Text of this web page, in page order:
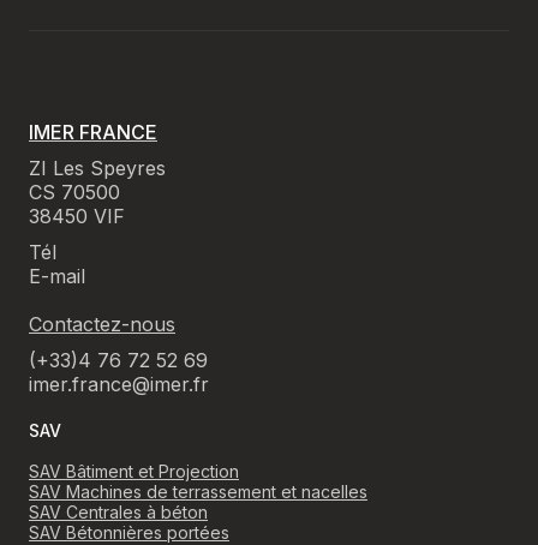
IMER FRANCE
ZI Les Speyres
CS 70500
38450 VIF
Tél
E-mail
Contactez-nous
(+33)4 76 72 52 69
imer.france@imer.fr
SAV
SAV Bâtiment et Projection
SAV Machines de terrassement et nacelles
SAV Centrales à béton
SAV Bétonnières portées